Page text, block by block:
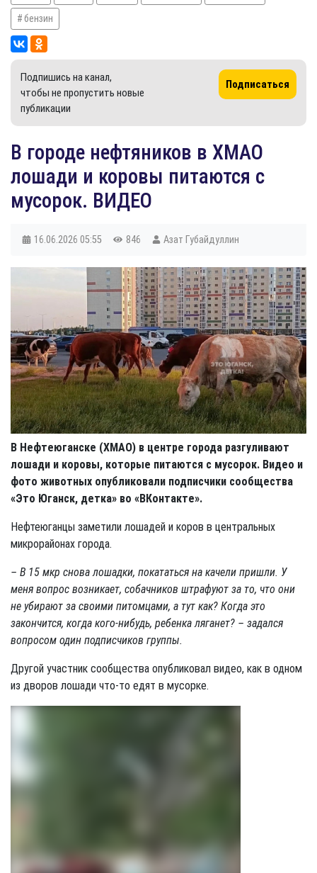
бензин
Подпишись на канал,
чтобы не пропустить новые
публикации
Подписаться
​В городе нефтяников в ХМАО
лошади и коровы питаются с
мусорок. ВИДЕО
16.06.2026 05:55 846 Азат Губайдуллин
В Нефтеюганске (ХМАО) в центре города разгуливают
лошади и коровы, которые питаются с мусорок. Видео и
фото животных опубликовали подписчики сообщества
«Это Юганск, детка» во «ВКонтакте».
Нефтеюганцы заметили лошадей и коров в центральных
микрорайонах города.
– В 15 мкр снова лошадки, покататься на качели пришли. У
меня вопрос возникает, собачников штрафуют за то, что они
не убирают за своими питомцами, а тут как? Когда это
закончится, когда кого-нибудь, ребенка ляганет? – задался
вопросом один подписчиков группы.
Другой участник сообщества опубликовал видео, как в одном
из дворов лошади что-то едят в мусорке.